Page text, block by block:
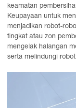
keamatan
Keupayaan untuk
menjadikan robot-
tingkat atau zon
mengelak halangan
serta melindungi